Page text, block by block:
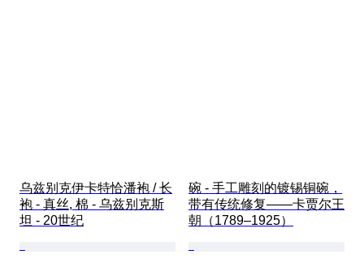
乌兹别克伊卡特恰潘袍 / 长
袍 - 真丝, 棉 - 乌兹别克斯
坦 - 20世纪
碗 - 手工雕刻的镀锡铜碗，
带有传统修复——卡贾尔王
朝（1789–1925）